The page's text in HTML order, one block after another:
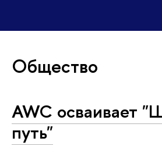
Общество
AWC осваивает
путь"